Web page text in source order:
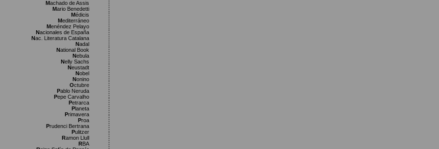
Machado de Assis
Mario Benedetti
Médicis
Mediterráneo
Menéndez Pelayo
Nacionales de España
Nac. Literatura Catalana
Nadal
National Book
Nebula
Nelly Sachs
Neustadt
Nobel
Nonino
Octubre
Pablo Neruda
Pepe Carvalho
Petrarca
Planeta
Primavera
Proa
Prudenci Bertrana
Pulitzer
Ramon Llull
RBA